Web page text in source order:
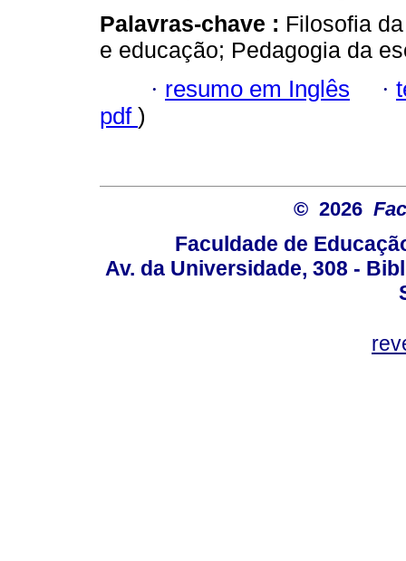
Palavras-chave : Filosofia
e educação; Pedagogia da
· resumo em Inglês ·
pdf )
© 2026
Faculdade de
Av. da Universidade, 308 -